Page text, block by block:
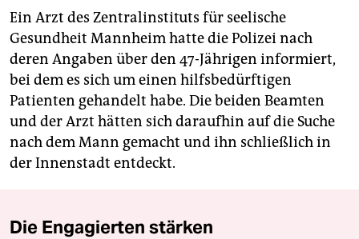
Ein Arzt des Zentralinstituts für seelische
Gesundheit Mannheim hatte die Polizei nach
deren Angaben über den 47-Jährigen informiert,
bei dem es sich um einen hilfsbedürftigen
Patienten gehandelt habe. Die beiden Beamten
und der Arzt hätten sich daraufhin auf die Suche
nach dem Mann gemacht und ihn schließlich in
der Innenstadt entdeckt.
Die Engagierten stärken